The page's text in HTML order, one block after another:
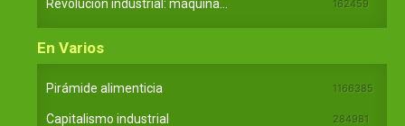
Revolución industrial: máquina... 162459
En Varios
Pirámide alimenticia 1166385
Capitalismo industrial 284981